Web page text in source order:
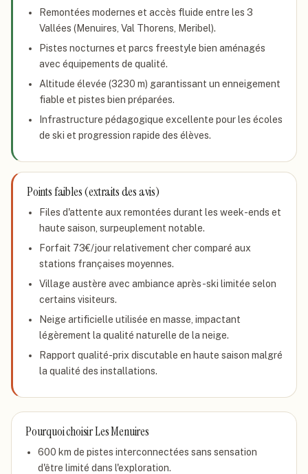
Remontées modernes et accès fluide entre les 3
Vallées (Menuires, Val Thorens, Meribel).
Pistes nocturnes et parcs freestyle bien aménagés
avec équipements de qualité.
Altitude élevée (3230 m) garantissant un enneigement
fiable et pistes bien préparées.
Infrastructure pédagogique excellente pour les écoles
de ski et progression rapide des élèves.
Points faibles (extraits des avis)
Files d'attente aux remontées durant les week-ends et
haute saison, surpeuplement notable.
Forfait 73€/jour relativement cher comparé aux
stations françaises moyennes.
Village austère avec ambiance après-ski limitée selon
certains visiteurs.
Neige artificielle utilisée en masse, impactant
légèrement la qualité naturelle de la neige.
Rapport qualité-prix discutable en haute saison malgré
la qualité des installations.
Pourquoi choisirLes Menuires
600 km de pistes interconnectées sans sensation
d'être limité dans l'exploration.